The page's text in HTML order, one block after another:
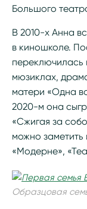
Большого
В 2010-х Анна
в киношколе.
переключилась
мюзиклах,
матери «Одна
2020-м она
«Сжигая за
можно
«Модерне»,
Образцовая